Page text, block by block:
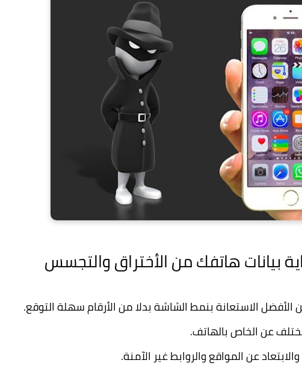
الاستعانة بنمط الشاشة بدلا من الأرقام سهلة التوقع.
عن الخاص بالهاتف.
عن المواقع والروابط غير الآمنة.